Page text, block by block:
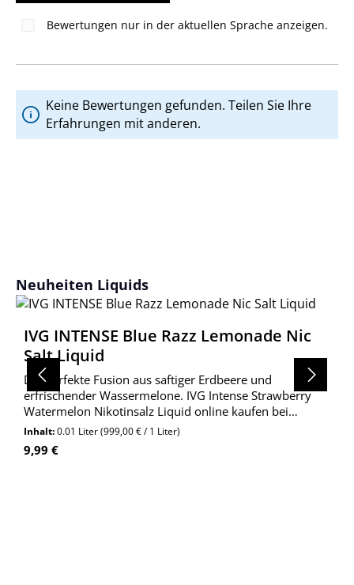
Bewertungen nur in der aktuellen Sprache anzeigen.
Keine Bewertungen gefunden. Teilen Sie Ihre
Erfahrungen mit anderen.
Produktgalerie überspringen
Neuheiten Liquids
IVG INTENSE Blue Razz Lemonade Nic
Salt Liquid
Die perfekte Fusion aus saftiger Erdbeere und
erfrischender Wassermelone. IVG Intense Strawberry
Watermelon Nikotinsalz Liquid online kaufen bei
Wolkengarage!
Inhalt:0.01 Liter(999,00 € / 1 Liter)
Regulärer Preis:
9,99 €